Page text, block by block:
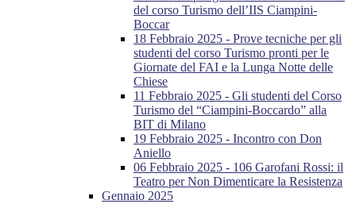
del corso Turismo dell’IIS Ciampini-
Boccar
18 Febbraio 2025 - Prove tecniche per gli
studenti del corso Turismo pronti per le
Giornate del FAI e la Lunga Notte delle
Chiese
11 Febbraio 2025 - Gli studenti del Corso
Turismo del “Ciampini-Boccardo” alla
BIT di Milano
19 Febbraio 2025 - Incontro con Don
Aniello
06 Febbraio 2025 - 106 Garofani Rossi: il
Teatro per Non Dimenticare la Resistenza
Gennaio 2025